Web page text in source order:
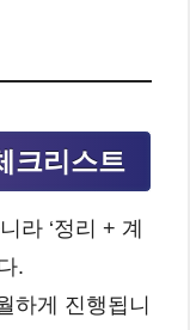
크리스트
라 ‘정리 + 계
.
하게 진행됩니